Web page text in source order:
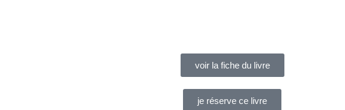
voir la fiche du livre
je réserve ce livre